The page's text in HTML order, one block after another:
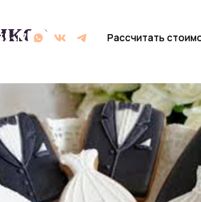
Рассчитать стоимость
Рассчитать стоимость